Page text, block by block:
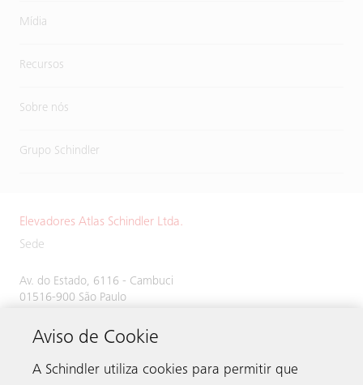
Mídia
Recursos
Sobre nós
Grupo Schindler
Elevadores Atlas Schindler Ltda.
Sede
Av. do Estado, 6116 - Cambuci
01516-900 São Paulo
Aviso de Cookie
A Schindler utiliza cookies para permitir que